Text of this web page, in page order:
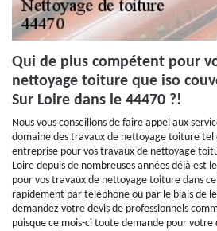
Qui de plus compétent pour
nettoyage toiture que iso
Sur Loire dans le 44470 ?!
Nous vous conseillons de faire appel aux
domaine des travaux de nettoyage toiture tel
entreprise pour vos travaux de nettoyage
Loire depuis de nombreuses années déjà est
pour vos travaux de nettoyage toiture dans
rapidement par téléphone ou par le biais de
demandez votre devis de professionnels
puisque ce mois-ci toute demande pour votre